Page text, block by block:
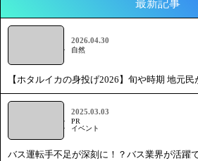
最新記事
2026.04.30
自然
【ホタルイカの身投げ2026】旬や時期 地元民
2025.03.03
PR
イベント
バス運転手不足が深刻に！？バス業界が活躍